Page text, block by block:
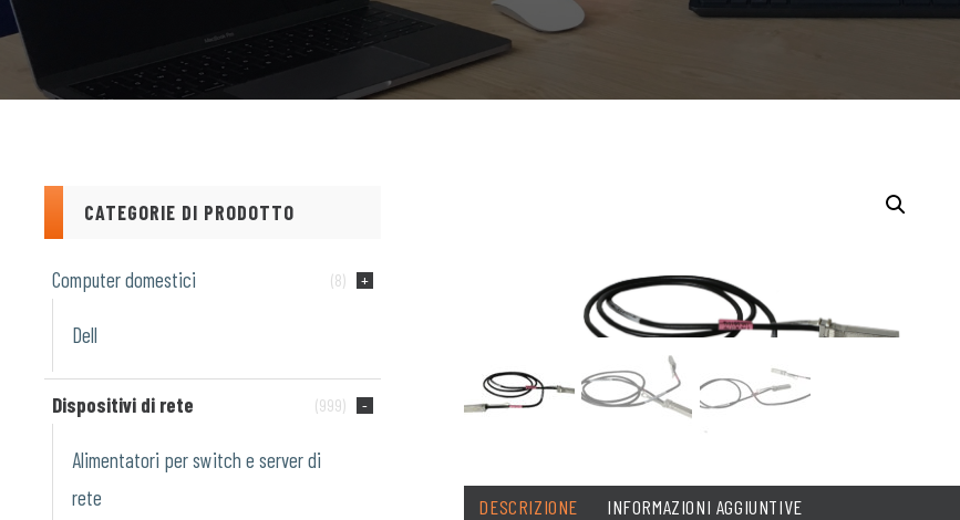
CATEGORIE DI PRODOTTO
Computer domestici (8)
Dell
Dispositivi di rete (999)
Alimentatori per switch e server di
rete
DESCRIZIONE INFORMAZIONI AGGIUNTIVE